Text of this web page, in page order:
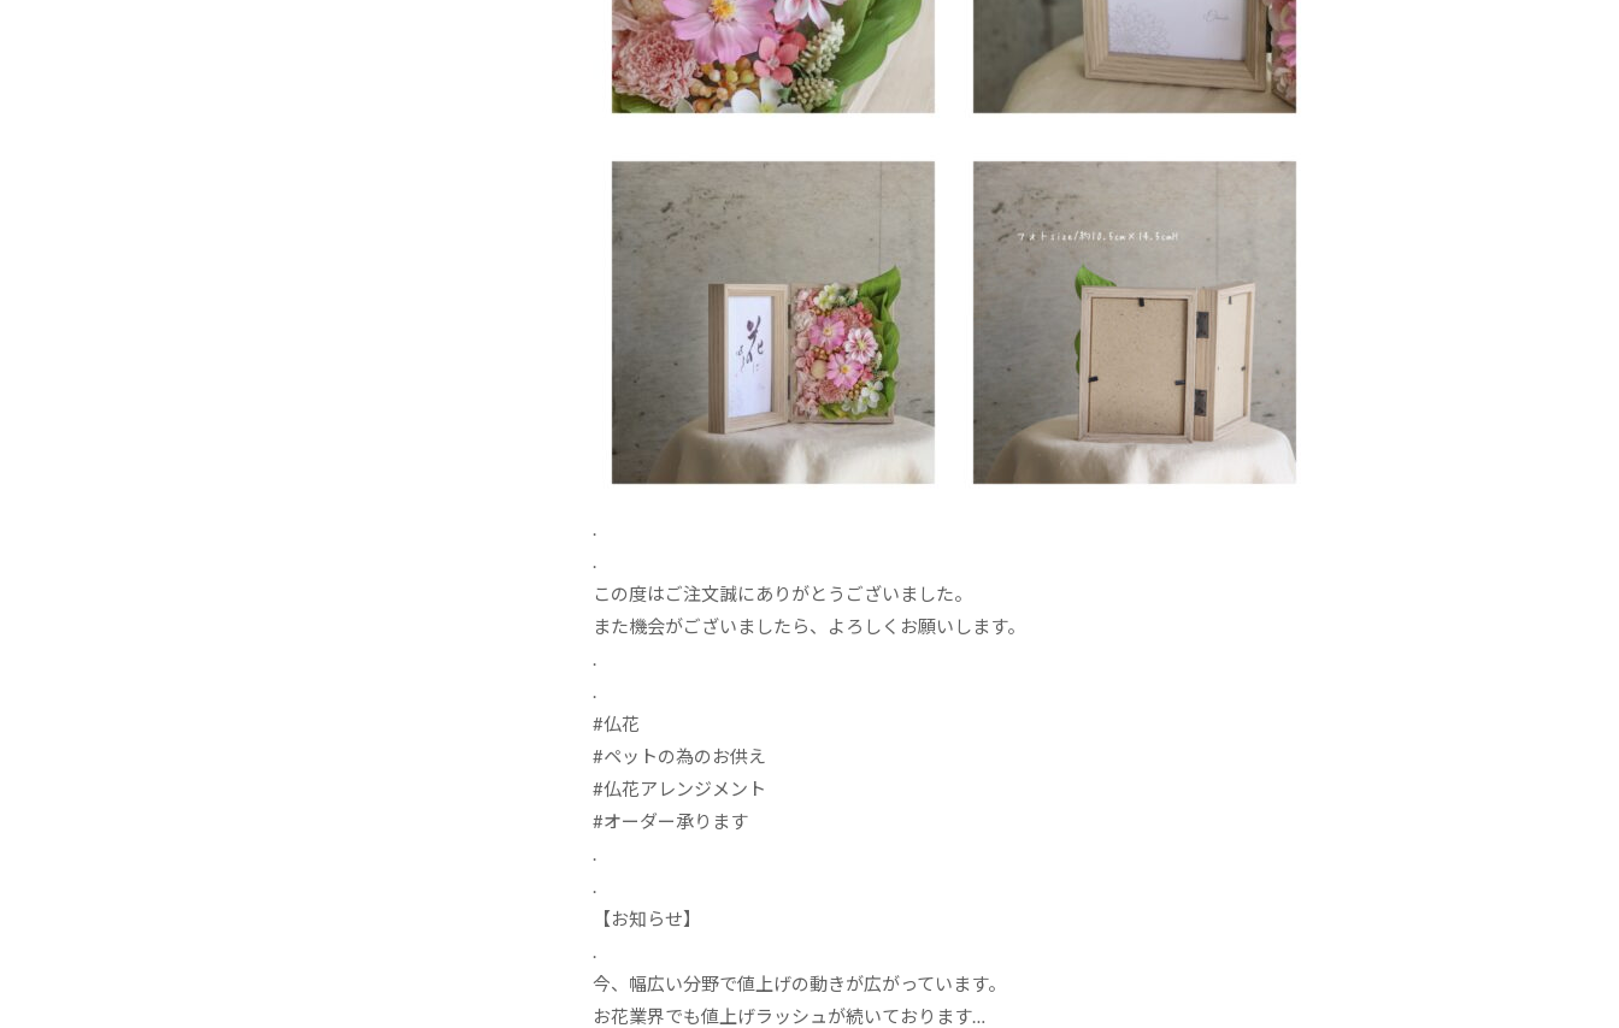
.
.
この度はご注文誠にありがとうございました。
また機会がございましたら、よろしくお願いします。
.
.
#仏花
#ペットの為のお供え
#仏花アレンジメント
#オーダー承ります
.
.
【お知らせ】
.
今、幅広い分野で値上げの動きが広がっています。
お花業界でも値上げラッシュが続いております…